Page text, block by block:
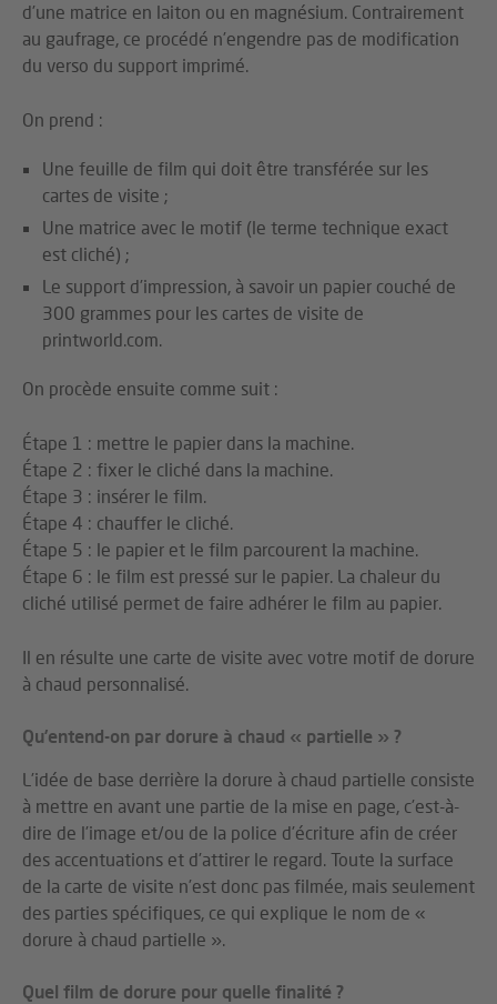
d’une matrice en laiton ou en magnésium. Contrairement
au gaufrage, ce procédé n’engendre pas de modification
du verso du support imprimé.
On prend :
Une feuille de film qui doit être transférée sur les
cartes de visite ;
Une matrice avec le motif (le terme technique exact
est cliché) ;
Le support d’impression, à savoir un papier couché de
300 grammes pour les cartes de visite de
printworld.com.
On procède ensuite comme suit :
Étape 1 : mettre le papier dans la machine.
Étape 2 : fixer le cliché dans la machine.
Étape 3 : insérer le film.
Étape 4 : chauffer le cliché.
Étape 5 : le papier et le film parcourent la machine.
Étape 6 : le film est pressé sur le papier. La chaleur du
cliché utilisé permet de faire adhérer le film au papier.
Il en résulte une carte de visite avec votre motif de dorure
à chaud personnalisé.
Qu’entend-on par dorure à chaud « partielle » ?
L’idée de base derrière la dorure à chaud partielle consiste
à mettre en avant une partie de la mise en page, c’est-à-
dire de l’image et/ou de la police d’écriture afin de créer
des accentuations et d’attirer le regard. Toute la surface
de la carte de visite n’est donc pas filmée, mais seulement
des parties spécifiques, ce qui explique le nom de «
dorure à chaud partielle ».
Quel film de dorure pour quelle finalité ?